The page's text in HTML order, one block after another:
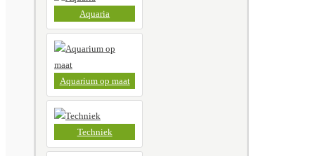
Aquaria
Aquarium op maat
Techniek